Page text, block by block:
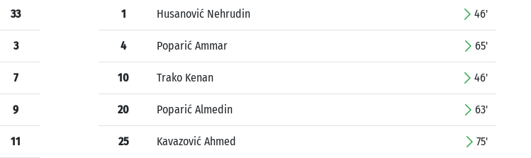
33
3
7
9
11
1 Husanović Nehrudin 46'
4 Poparić Ammar 65'
10 Trako Kenan 46'
20 Poparić Almedin 63'
25 Kavazović Ahmed 75'